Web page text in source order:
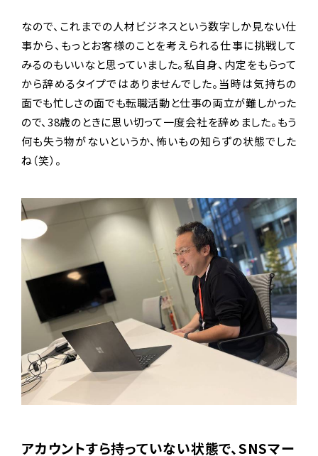
なので、これまでの人材ビジネスという数字しか見ない仕
事から、もっとお客様のことを考えられる仕事に挑戦して
みるのもいいなと思っていました。私自身、内定をもらって
から辞めるタイプではありませんでした。当時は気持ちの
面でも忙しさの面でも転職活動と仕事の両立が難しかった
ので、38歳のときに思い切って一度会社を辞めました。もう
何も失う物がないというか、怖いもの知らずの状態でした
ね（笑）。
アカウントすら持っていない状態で、SNSマー